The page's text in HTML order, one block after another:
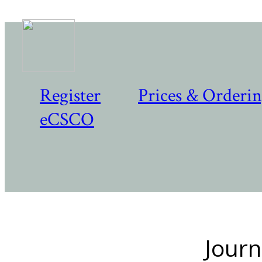
Register
Prices &
eCSCO